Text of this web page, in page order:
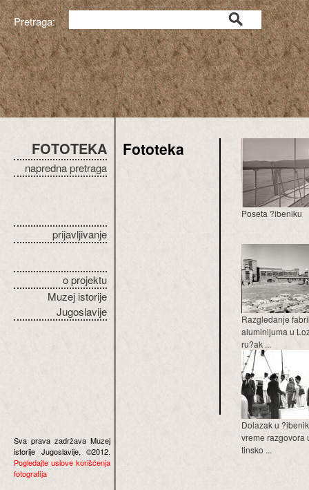
Pretraga:
FOTOTEKA
napredna pretraga
prijavljivanje
o projektu
Muzej istorije
Jugoslavije
Sva prava zadržava Muzej
istorije Jugoslavije, ©2012.
Pogledajte uslove korišćenja
fotografija
Fototeka
Poseta ?ibeniku
Razgledanje
aluminijuma u
ru?ak ...
Dolazak u
vreme razgovora
tinsko ...